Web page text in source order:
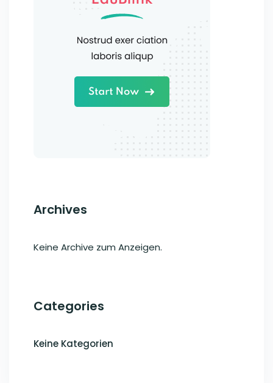
Archives
Keine Archive zum Anzeigen.
Categories
Keine Kategorien